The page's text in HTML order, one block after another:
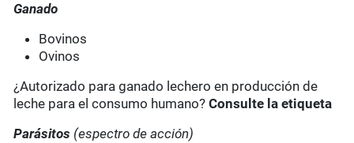
Ganado
Bovinos
Ovinos
¿Autorizado para ganado lechero en producción de
leche para el consumo humano?Consulte la etiqueta
Parásitos (espectro de acción)